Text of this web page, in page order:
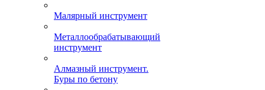
Малярный инструмент
Металлообрабатывающий
инструмент
Алмазный инструмент.
Буры по бетону